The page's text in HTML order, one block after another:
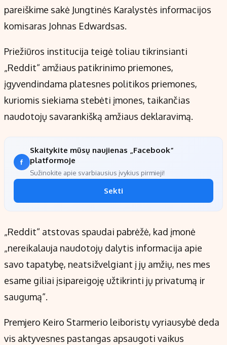
pareiškime sakė Jungtinės Karalystės informacijos
komisaras Johnas Edwardsas.
Priežiūros institucija teigė toliau tikrinsianti
„Reddit“ amžiaus patikrinimo priemones,
įgyvendindama platesnes politikos priemones,
kuriomis siekiama stebėti įmones, taikančias
naudotojų savarankišką amžiaus deklaravimą.
Skaitykite mūsų naujienas „Facebook“
platformoje
Sužinokite apie svarbiausius įvykius pirmieji!
Sekti
„Reddit“ atstovas spaudai pabrėžė, kad įmonė
„nereikalauja naudotojų dalytis informacija apie
savo tapatybę, neatsižvelgiant į jų amžių, nes mes
esame giliai įsipareigoję užtikrinti jų privatumą ir
saugumą“.
Premjero Keiro Starmerio leiboristų vyriausybė deda
vis aktyvesnes pastangas apsaugoti vaikus